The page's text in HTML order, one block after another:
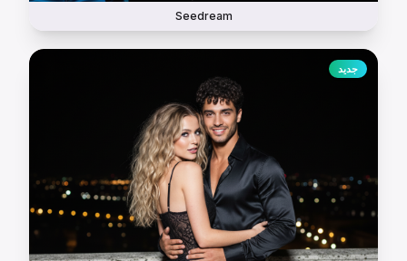
Seedream
جديد